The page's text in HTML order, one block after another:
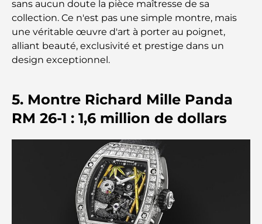
Plan directeur de Dubai Hills : une vision pour la
vie communautaire moderne
Restaurant de l'Opéra de Dubaï : Quand la
Les marques de costumes les plus chères qui
définissent le luxe sur mesure
Restaurants de J1 Beach : la nouvelle destination
gastronomique de luxe à Dubaï
Les montres Rolex les plus chères jamais vendues
sans aucun doute la pièce maîtresse de sa
collection. Ce n'est pas une simple montre, mais
une véritable œuvre d'art à porter au poignet,
alliant beauté, exclusivité et prestige dans un
design exceptionnel.
5. Montre Richard Mille Panda
RM 26-1 : 1,6 million de dollars